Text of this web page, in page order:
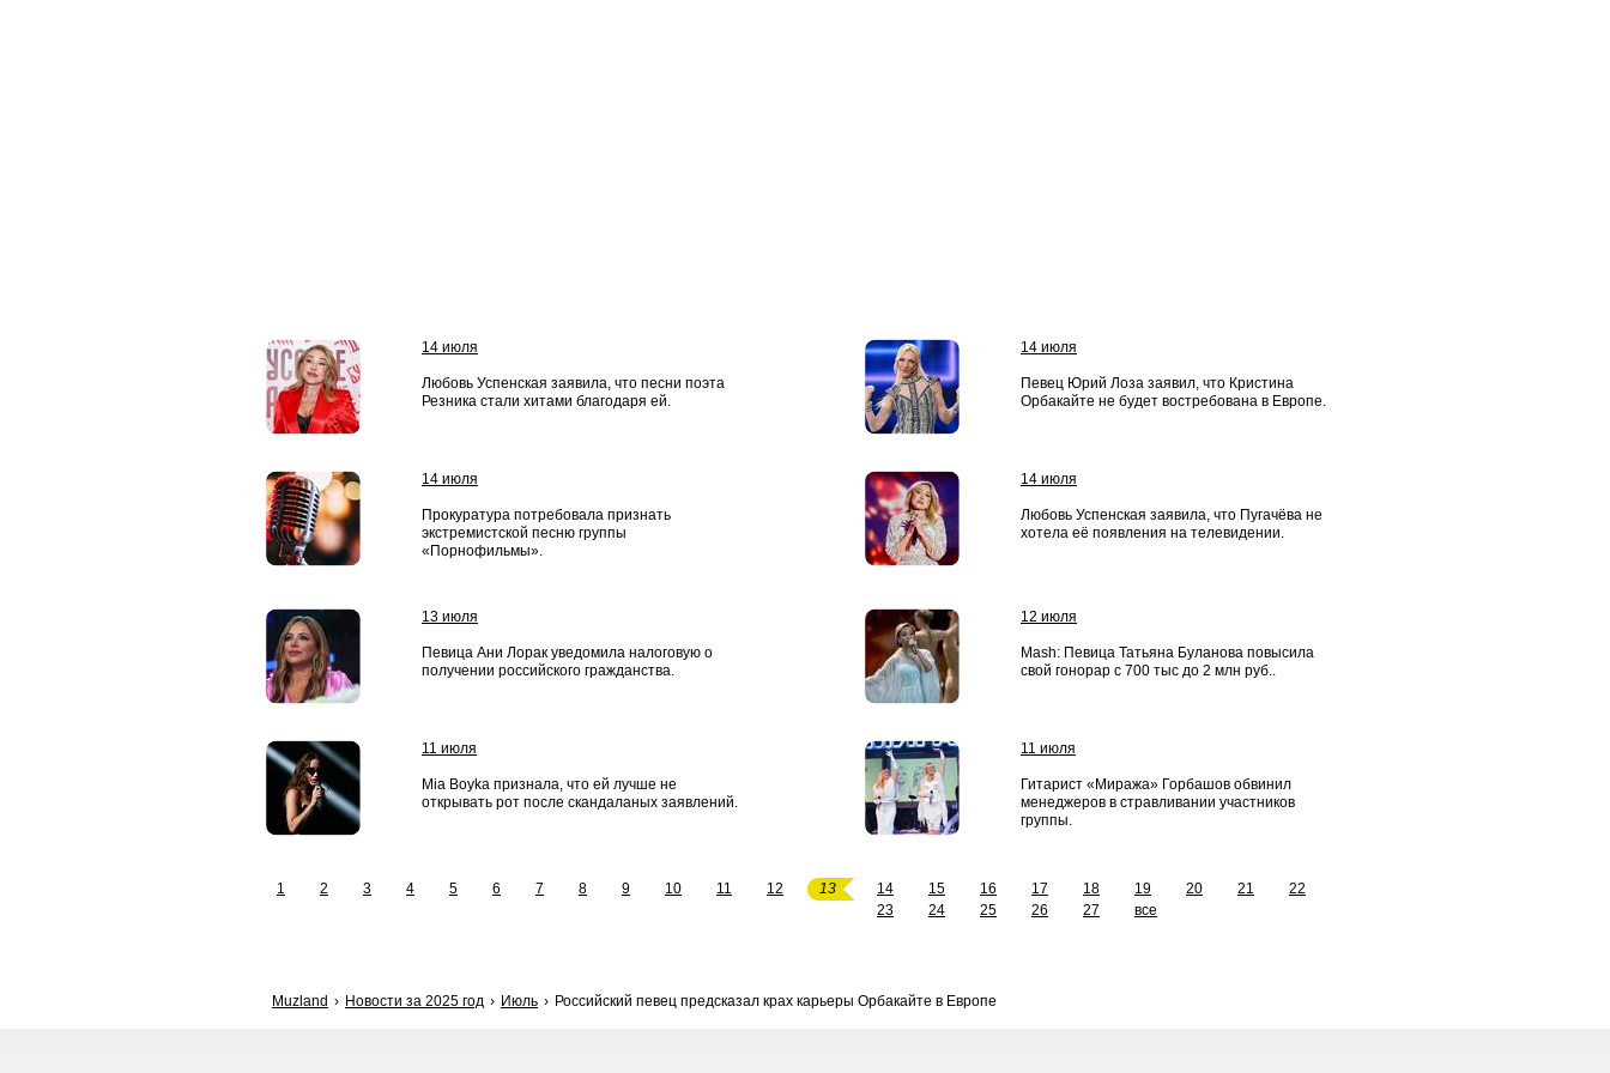
14 июля
Любовь Успенская заявила, что песни поэта
Резника стали хитами благодаря ей.
14 июля
Певец Юрий Лоза заявил, что Кристина
Орбакайте не будет востребована в Европе.
14 июля
Прокуратура потребовала признать
экстремистской песню группы
«Порнофильмы».
14 июля
Любовь Успенская заявила, что Пугачёва не
хотела её появления на телевидении.
13 июля
Певица Ани Лорак уведомила налоговую о
получении российского гражданства.
12 июля
Mash: Певица Татьяна Буланова повысила
свой гонорар с 700 тыс до 2 млн руб..
11 июля
Mia Boyka признала, что ей лучше не
открывать рот после скандаланых заявлений.
11 июля
Гитарист «Миража» Горбашов обвинил
менеджеров в стравливании участников
группы.
1 2 3 4 5 6 7 8 9 10 11 12 13 14 15 16 17 18 19 20 21
22
23
24 25 26 27 все
Muzland Новости за 2025 год Июль Российский певец предсказал крах карьеры Орбакайте в Европе